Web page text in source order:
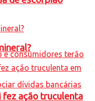
fez ação truculenta